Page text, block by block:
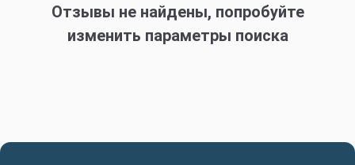
Отзывы не найдены, попробуйте
изменить параметры поиска